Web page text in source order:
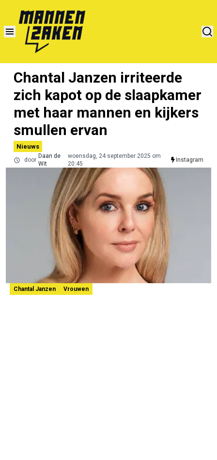
Chantal Janzen irriteerde
zich kapot op de slaapkamer
met haar mannen en kijkers
smullen ervan
Nieuws
door
Daan de
Wit
woensdag, 24 september 2025 om
20:45
Instagram
Chantal Janzen Vrouwen